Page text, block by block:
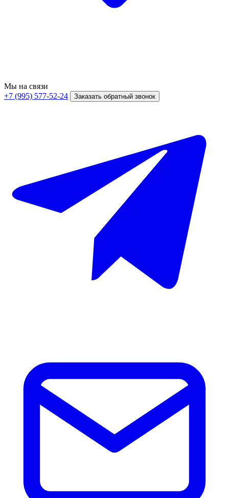
Мы на связи
+7 (995) 577-52-24
Заказать обратный звонок